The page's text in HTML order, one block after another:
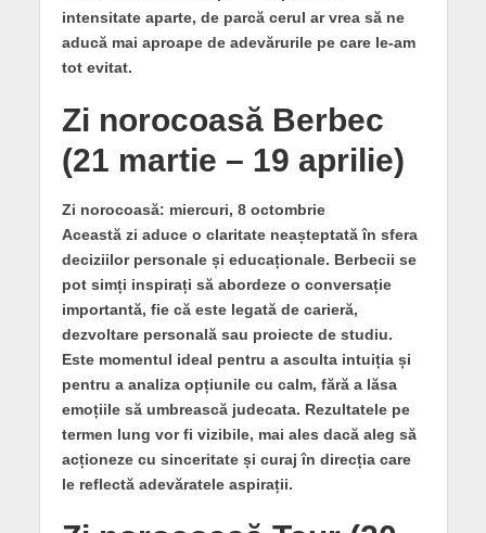
intensitate aparte, de parcă cerul ar vrea să ne
aducă mai aproape de adevărurile pe care le-am
tot evitat.
Zi norocoasă Berbec
(21 martie – 19 aprilie)
Zi norocoasă: miercuri, 8 octombrie
Această zi aduce o claritate neașteptată în sfera
deciziilor personale și educaționale. Berbecii se
pot simți inspirați să abordeze o conversație
importantă, fie că este legată de carieră,
dezvoltare personală sau proiecte de studiu.
Este momentul ideal pentru a asculta intuiția și
pentru a analiza opțiunile cu calm, fără a lăsa
emoțiile să umbrească judecata. Rezultatele pe
termen lung vor fi vizibile, mai ales dacă aleg să
acționeze cu sinceritate și curaj în direcția care
le reflectă adevăratele aspirații.